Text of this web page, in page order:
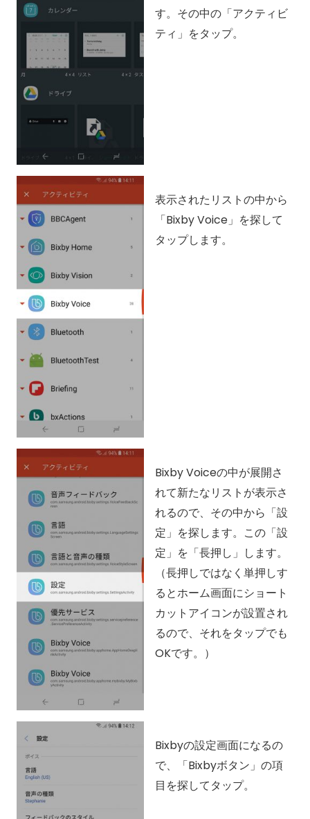
す。その中の「アクティビ
ティ」をタップ。
表示されたリストの中から
「Bixby Voice」を探して
タップします。
Bixby Voiceの中が展開さ
れて新たなリストが表示さ
れるので、その中から「設
定」を探します。この「設
定」を「長押し」します。
（長押しではなく単押しす
るとホーム画面にショート
カットアイコンが設置され
るので、それをタップでも
OKです。）
Bixbyの設定画面になるの
で、「Bixbyボタン」の項
目を探してタップ。